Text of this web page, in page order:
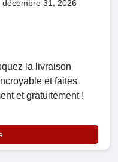
décembre 31, 2026
la livraison
et faites
et gratuitement !